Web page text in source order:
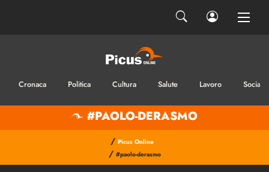
Cronaca Politica Cultura Salute Lavoro Sociale
#PAOLO-DERASMO
/ Picus Online
/ #paolo-derasmo